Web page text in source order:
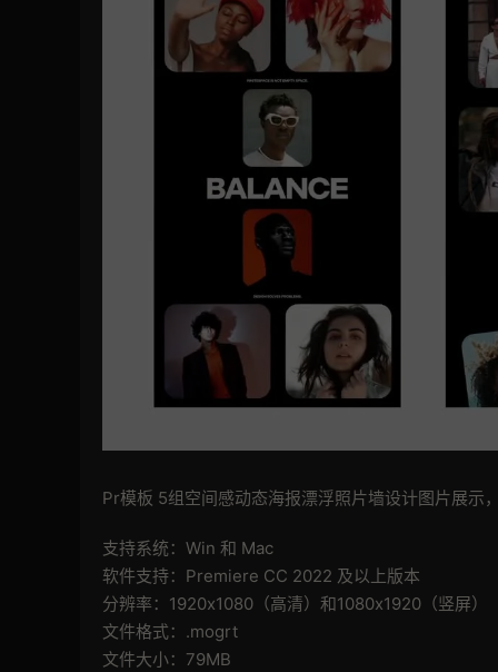
Pr模板 5组空间感动态海报漂浮照片墙设计图片展示
支持系统：Win 和 Mac
软件支持：Premiere CC 2022 及以上版本
分辨率：1920x1080（高清）和1080x1920（竖屏）
文件格式：.mogrt
文件大小：79MB